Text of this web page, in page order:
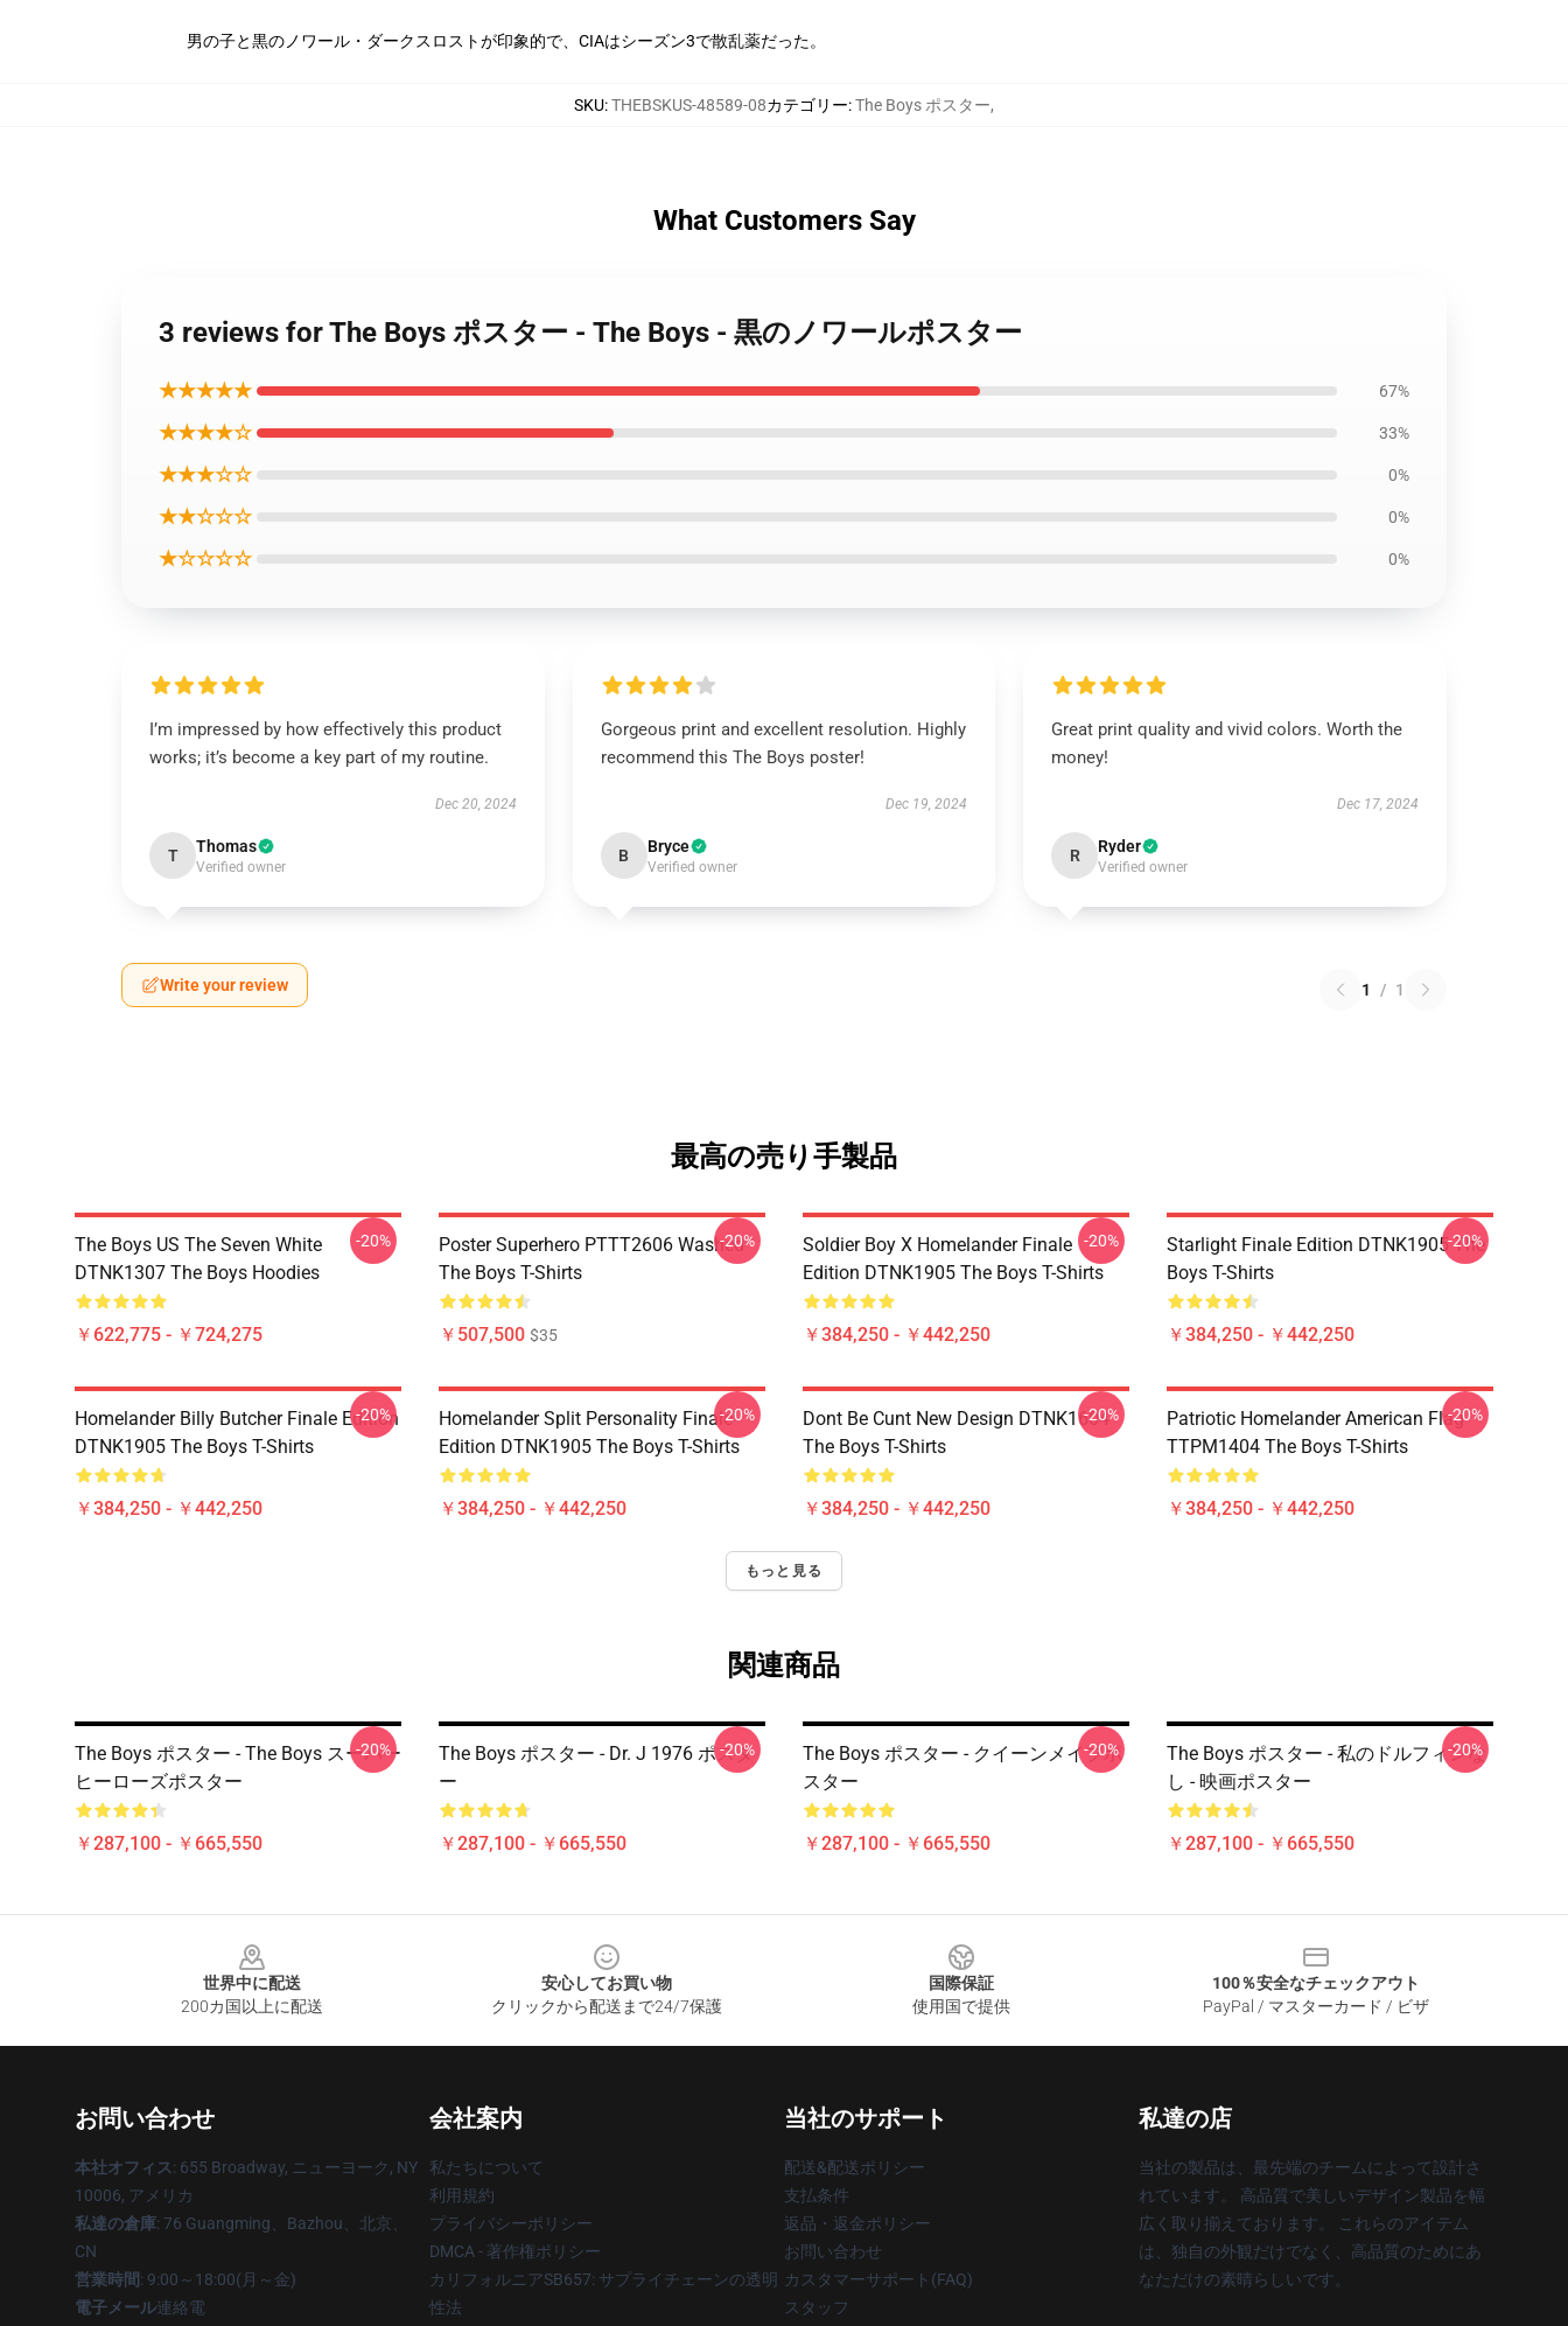
男の子と黒のノワール・ダークスロストが印象的で、CIAはシーズン3で散乱薬だった。
SKU:THEBSKUS-48589-08カテゴリー:The Boys ポスター,
What Customers Say
3 reviews for The Boys ポスター - The Boys - 黒のノワールポスター
★★★★★ 67%
★★★★☆ 33%
★★★☆☆ 0%
★★☆☆☆ 0%
★☆☆☆☆ 0%
I’m impressed by how effectively this product
works; it’s become a key part of my routine.
Dec 20, 2024
T Thomas
Verified owner
Gorgeous print and excellent resolution. Highly
recommend this The Boys poster!
Dec 19, 2024
B Bryce
Verified owner
Great print quality and vivid colors. Worth the
money!
Dec 17, 2024
R Ryder
Verified owner
Write your review 1 / 1
最高の売り手製品
The Boys US The Seven White
DTNK1307 The Boys Hoodies
￥622,775 - ￥724,275
-20%
Poster Superhero PTTT2606 Washed
The Boys T-Shirts
￥507,500 $35
-20%
Soldier Boy X Homelander Finale
Edition DTNK1905 The Boys T-Shirts
￥384,250 - ￥442,250
-20%
Starlight Finale Edition DTNK1905 The
Boys T-Shirts
￥384,250 - ￥442,250
-20%
Homelander Billy Butcher Finale Edition
DTNK1905 The Boys T-Shirts
￥384,250 - ￥442,250
-20%
Homelander Split Personality Finale
Edition DTNK1905 The Boys T-Shirts
￥384,250 - ￥442,250
-20%
Dont Be Cunt New Design DTNK1604
The Boys T-Shirts
￥384,250 - ￥442,250
-20%
Patriotic Homelander American Flag
TTPM1404 The Boys T-Shirts
￥384,250 - ￥442,250
-20%
もっと見る
関連商品
The Boys ポスター - The Boys スーパー
ヒーローズポスター
￥287,100 - ￥665,550
-20%
The Boys ポスター - Dr. J 1976 ポスタ
ー
￥287,100 - ￥665,550
-20%
The Boys ポスター - クイーンメイブポ
スター
￥287,100 - ￥665,550
-20%
The Boys ポスター - 私のドルフィンな
し - 映画ポスター
￥287,100 - ￥665,550
-20%
世界中に配送
200カ国以上に配送
安心してお買い物
クリックから配送まで24/7保護
国際保証
使用国で提供
100％安全なチェックアウト
PayPal / マスターカード / ビザ
お問い合わせ
本社オフィス: 655 Broadway, ニューヨーク, NY
10006, アメリカ
私達の倉庫: 76 Guangming、Bazhou、北京、
CN
営業時間: 9:00～18:00(月～金)
電子メール連絡電
会社案内
私たちについて
利用規約
プライバシーポリシー
DMCA - 著作権ポリシー
カリフォルニアSB657: サプライチェーンの透明
性法
当社のサポート
配送&配送ポリシー
支払条件
返品・返金ポリシー
お問い合わせ
カスタマーサポート(FAQ)
スタッフ
私達の店
当社の製品は、最先端のチームによって設計さ
れています。 高品質で美しいデザイン製品を幅
広く取り揃えております。 これらのアイテム
は、独自の外観だけでなく、高品質のためにあ
なただけの素晴らしいです。